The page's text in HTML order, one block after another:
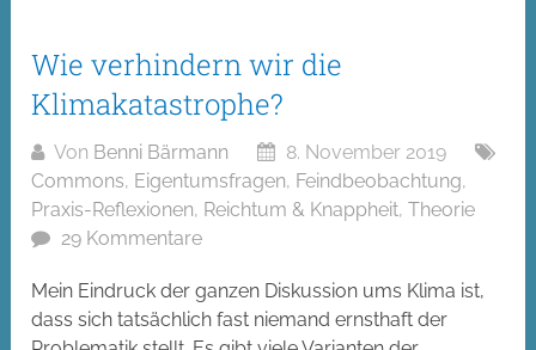
Wie verhindern wir die
Klimakatastrophe?
Von Benni Bärmann
8. November 2019
Commons, Eigentumsfragen, Feindbeobachtung,
Praxis-Reflexionen, Reichtum & Knappheit,Theorie
29 Kommentare
Mein Eindruck der ganzen Diskussion ums Klima ist,
dass sich tatsächlich fast niemand ernsthaft der